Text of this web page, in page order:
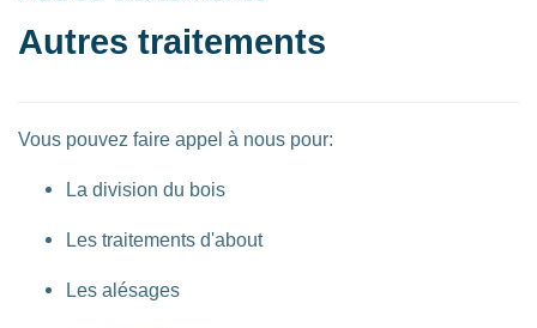
Autres traitements
Vous pouvez faire appel à nous pour:
La division du bois
Les traitements d'about
Les alésages